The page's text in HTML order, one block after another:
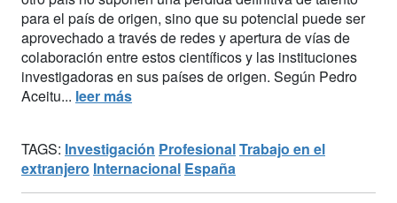
para el país de origen, sino que su potencial puede ser
aprovechado a través de redes y apertura de vías de
colaboración entre estos científicos y las instituciones
investigadoras en sus países de origen. Según Pedro
Aceitu... leer más
TAGS: Investigación ProfesionalTrabajo en el
extranjero Internacional España